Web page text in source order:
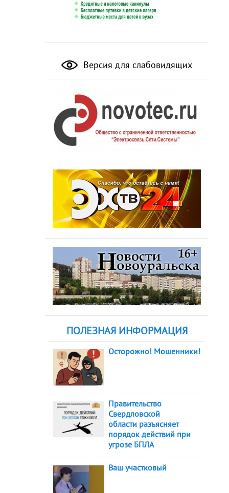
Версия для слабовидящих
ПОЛЕЗНАЯ ИНФОРМАЦИЯ
Осторожно! Мошенники!
Правительство
Свердловской
области разъясняет
порядок действий при
угрозе БПЛА
Ваш участковый